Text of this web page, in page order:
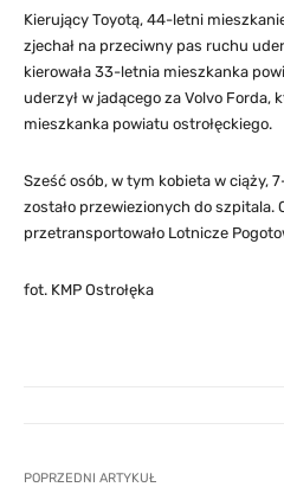
Kierujący Toyotą, 44-letni
zjechał na przeciwny pas ruchu
kierowała 33-letnia mieszkanka
uderzył w jadącego za Volvo Forda,
mieszkanka powiatu ostrołęckiego.
Sześć osób, w tym kobieta w ciąży,
zostało przewiezionych do szpitala.
przetransportowało Lotnicze
fot. KMP Ostrołęka
POPRZEDNI ARTYKUŁ